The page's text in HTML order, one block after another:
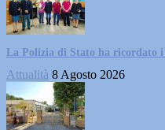
La Polizia di Stato ha ricordato
Attualità 8 Agosto 2026